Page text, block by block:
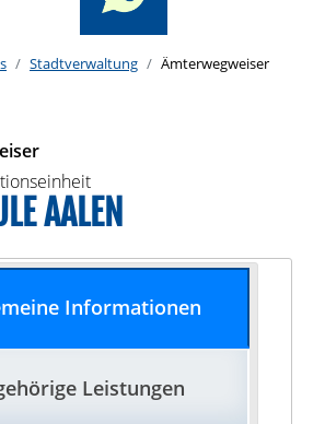
Stadtverwaltung Ämterwegweiser
AALEN
Informationen
Leistungen